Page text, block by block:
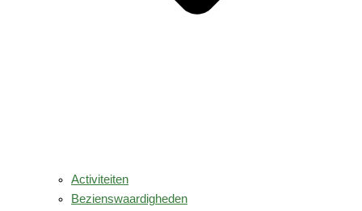
Activiteiten
Bezienswaardigheden